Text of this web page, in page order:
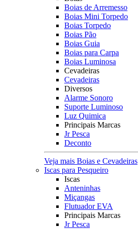
Boias de Arremesso
Boias Mini Torpedo
Boias Torpedo
Boias Pão
Boias Guia
Boias para Carpa
Boias Luminosa
Cevadeiras
Cevadeiras
Diversos
Alarme Sonoro
Suporte Luminoso
Luz Quimica
Principais Marcas
Jr Pesca
Deconto
Veja mais Boias e Cevadeiras
Iscas para Pesqueiro
Iscas
Anteninhas
Miçangas
Flutuador EVA
Principais Marcas
Jr Pesca